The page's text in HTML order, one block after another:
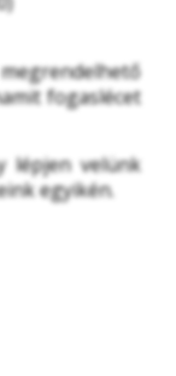
fogaslécet
lépjen velünk
egyikén.